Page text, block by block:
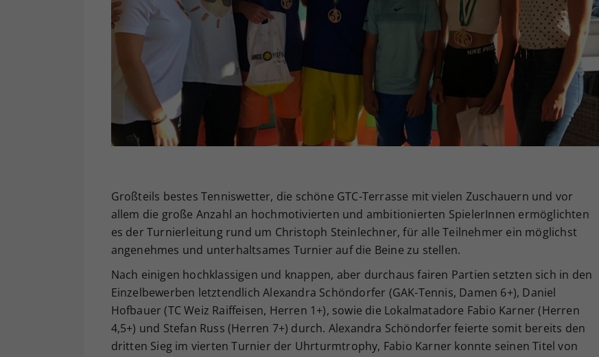
Großteils bestes Tenniswetter, die schöne GTC-Terrasse mit vielen Zuschauern und vor
allem die große Anzahl an hochmotivierten und ambitionierten SpielerInnen ermöglichten
es der Turnierleitung rund um Christoph Steinlechner, für alle Teilnehmer ein möglichst
angenehmes und unterhaltsames Turnier auf die Beine zu stellen.
Nach einigen hochklassigen und knappen, aber durchaus fairen Partien setzten sich in den
Einzelbewerben letztendlich Alexandra Schöndorfer (GAK-Tennis, Damen 6+), Daniel
Hofbauer (TC Weiz Raiffeisen, Herren 1+), sowie die Lokalmatadore Fabio Karner (Herren
4,5+) und Stefan Russ (Herren 7+) durch. Alexandra Schöndorfer feierte somit bereits den
dritten Sieg im vierten Turnier der Uhrturmtrophy, Fabio Karner konnte seinen Titel von
Ihrer vorgenommen Einstellungen, falls der
Webseiten-Betreiber dies eingestellt hat.